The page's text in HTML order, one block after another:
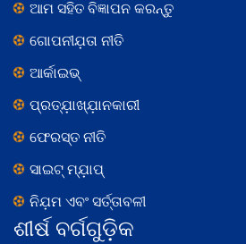
ଆମ ସହିତ ବିଜ୍ଞାପନ କରନ୍ତୁ
ଗୋପନୀଯ଼ତା ନୀତି
ଆର୍କାଇଭ୍
ପ୍ରତ୍ଯ଼ାଖ୍ଯ଼ାନକାରୀ
ଫେରସ୍ତ ନୀତି
ସାଇଟ୍ ମ୍ଯ଼ାପ୍
ନିଯ଼ମ ଏବଂ ସର୍ତ୍ତାବଳୀ
ଶୀର୍ଷ ବର୍ଗଗୁଡ଼ିକ